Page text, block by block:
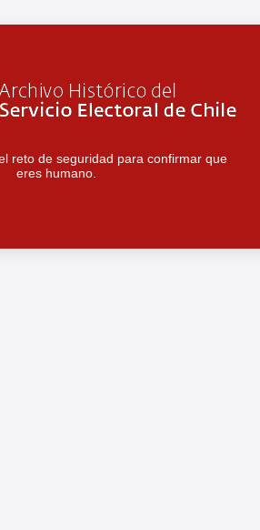
reto de seguridad para confirmar que
eres humano.